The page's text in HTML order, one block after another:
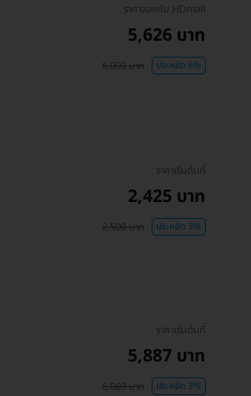
ราคาจองกับ HDmall
5,626 บาท
6,000 บาท ประหยัด 6%
ราคาเริ่มต้นที่
2,425 บาท
2,500 บาท ประหยัด 3%
ราคาเริ่มต้นที่
5,887 บาท
6,069 บาท ประหยัด 3%